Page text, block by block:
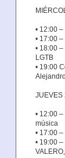
• 12:00
• 17:00
• 18:00
LGTB
• 19:00
JUEVES
• 12:00
música
• 17:00
• 19:00